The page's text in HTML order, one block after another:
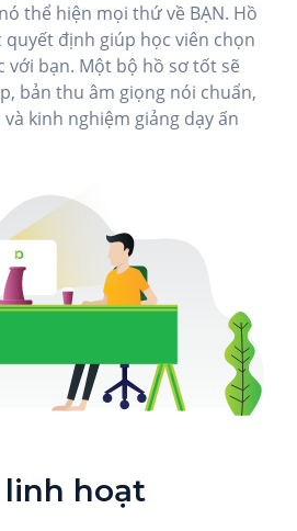
thể hiện mọi thứ về BẠN. Hồ
quyết định giúp học viên chọn
với bạn. Một bộ hồ sơ tốt sẽ
bản thu âm giọng nói chuẩn,
kinh nghiệm giảng dạy ấn
linh hoạt